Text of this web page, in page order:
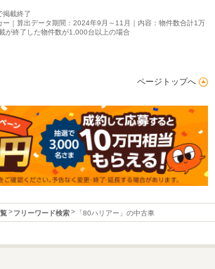
掲載終了
ー｜算出データ期間：2024年9月～11月｜内容：物件数合計1万
が終了した物件数が1,000台以上の場合
ページトップへ
フリーワード検索 「80ハリアー」の中古車